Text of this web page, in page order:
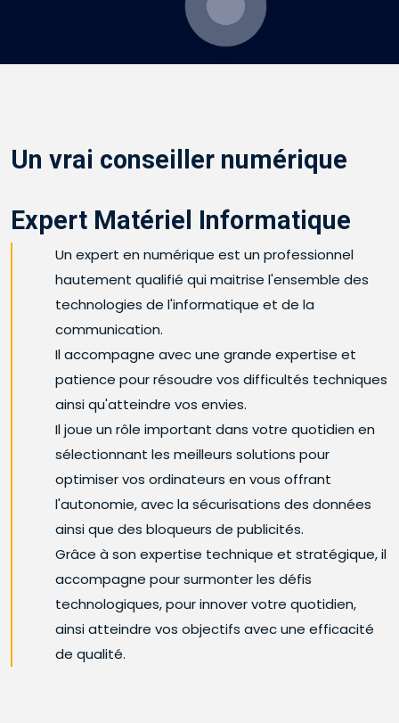
Un vrai conseiller numérique
Expert Matériel Informatique
Un expert en numérique est un professionnel
hautement qualifié qui maitrise l'ensemble des
technologies de l'informatique et de la
communication.
Il accompagne avec une grande expertise et
patience pour résoudre vos difficultés techniques
ainsi qu'atteindre vos envies.
Il joue un rôle important dans votre quotidien en
sélectionnant les meilleurs solutions pour
optimiser vos ordinateurs en vous offrant
l'autonomie, avec la sécurisations des données
ainsi que des bloqueurs de publicités.
Grâce à son expertise technique et stratégique, il
accompagne pour surmonter les défis
technologiques, pour innover votre quotidien,
ainsi atteindre vos objectifs avec une efficacité
de qualité.